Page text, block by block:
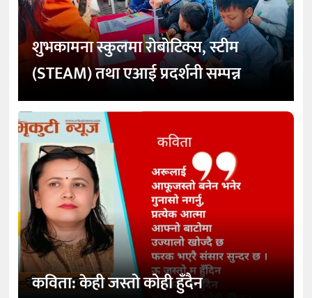
शुभकामना स्कुलमा रोबोटिक्स, स्टीम
(STEAM) तथा एआई प्रदर्शनी सम्पन्न
कविता: केही जस्तो कोही हुँदैन